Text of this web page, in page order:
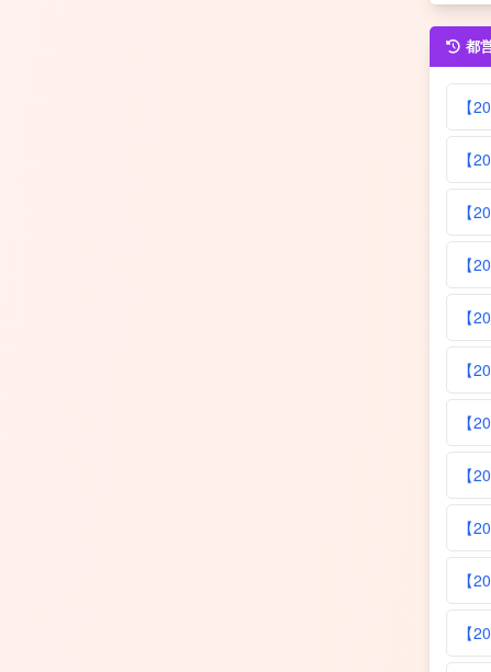
都
【
【
【
【
【
【
【
【
【
【
【